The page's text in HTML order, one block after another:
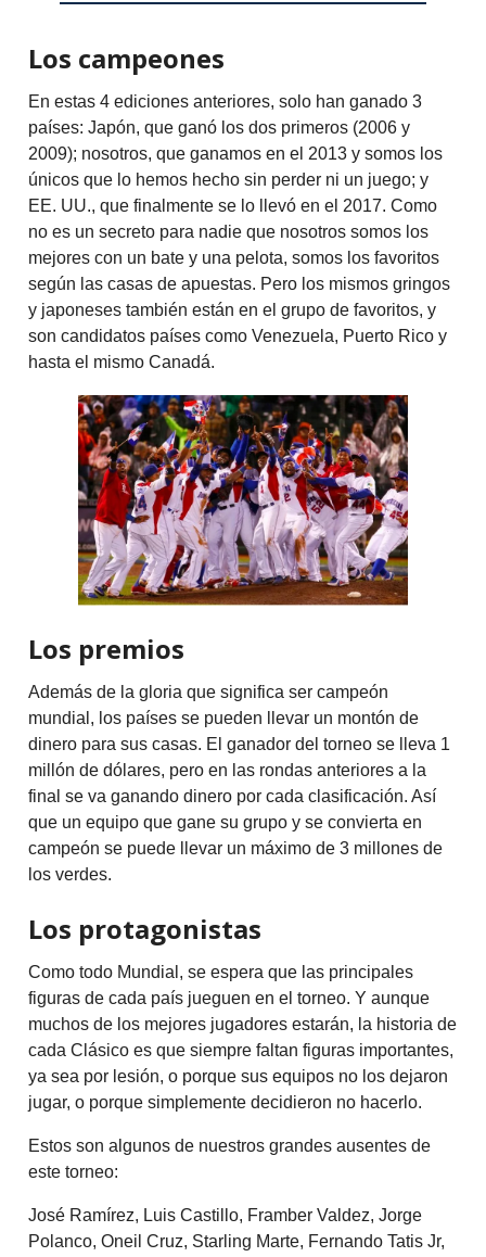
Los campeones
En estas 4 ediciones anteriores, solo han ganado 3
países: Japón, que ganó los dos primeros (2006 y
2009); nosotros, que ganamos en el 2013 y somos los
únicos que lo hemos hecho sin perder ni un juego; y
EE. UU., que finalmente se lo llevó en el 2017. Como
no es un secreto para nadie que nosotros somos los
mejores con un bate y una pelota, somos los favoritos
según las casas de apuestas. Pero los mismos gringos
y japoneses también están en el grupo de favoritos, y
son candidatos países como Venezuela, Puerto Rico y
hasta el mismo Canadá.
Los premios
Además de la gloria que significa ser campeón
mundial, los países se pueden llevar un montón de
dinero para sus casas. El ganador del torneo se lleva 1
millón de dólares, pero en las rondas anteriores a la
final se va ganando dinero por cada clasificación. Así
que un equipo que gane su grupo y se convierta en
campeón se puede llevar un máximo de 3 millones de
los verdes.
Los protagonistas
Como todo Mundial, se espera que las principales
figuras de cada país jueguen en el torneo. Y aunque
muchos de los mejores jugadores estarán, la historia de
cada Clásico es que siempre faltan figuras importantes,
ya sea por lesión, o porque sus equipos no los dejaron
jugar, o porque simplemente decidieron no hacerlo.
Estos son algunos de nuestros grandes ausentes de
este torneo:
José Ramírez, Luis Castillo, Framber Valdez, Jorge
Polanco, Oneil Cruz, Starling Marte, Fernando Tatis Jr,